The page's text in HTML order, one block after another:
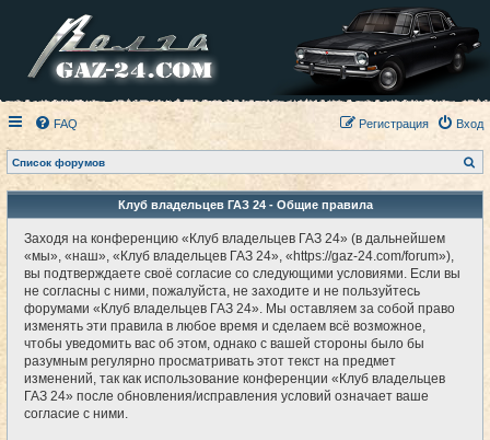
FAQ Вход
Регистрация
Список форумов
о
с
Клуб владельцев ГАЗ 24 - Общие правила
Заходя на конференцию «Клуб владельцев ГАЗ 24» (в дальнейшем
«мы», «наш», «Клуб владельцев ГАЗ 24», «https://gaz-24.com/forum»),
вы подтверждаете своё согласие со следующими условиями. Если вы
не согласны с ними, пожалуйста, не заходите и не пользуйтесь
форумами «Клуб владельцев ГАЗ 24». Мы оставляем за собой право
изменять эти правила в любое время и сделаем всё возможное,
чтобы уведомить вас об этом, однако с вашей стороны было бы
разумным регулярно просматривать этот текст на предмет
изменений, так как использование конференции «Клуб владельцев
ГАЗ 24» после обновления/исправления условий означает ваше
согласие с ними.